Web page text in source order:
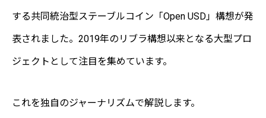
する共同統治型ステーブルコイン「Open USD」構想が発
表されました。2019年のリブラ構想以来となる大型プロ
ジェクトとして注目を集めています。
これを独自のジャーナリズムで解説します。